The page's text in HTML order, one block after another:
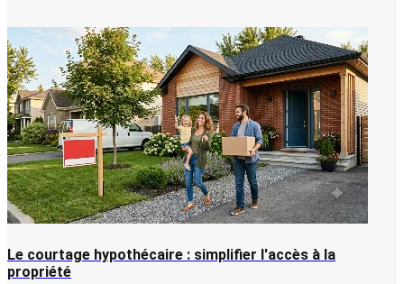
Le courtage hypothécaire : simplifier l'accès à la
propriété